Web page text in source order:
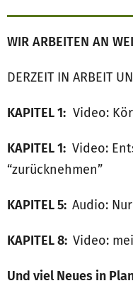
WIR ARBEITEN AN
DERZEIT IN ARBEIT
KAPITEL 1: Video:
KAPITEL 1: Video:
“zurücknehmen”
KAPITEL 5: Audio:
KAPITEL 8: Video:
Und viel Neues in